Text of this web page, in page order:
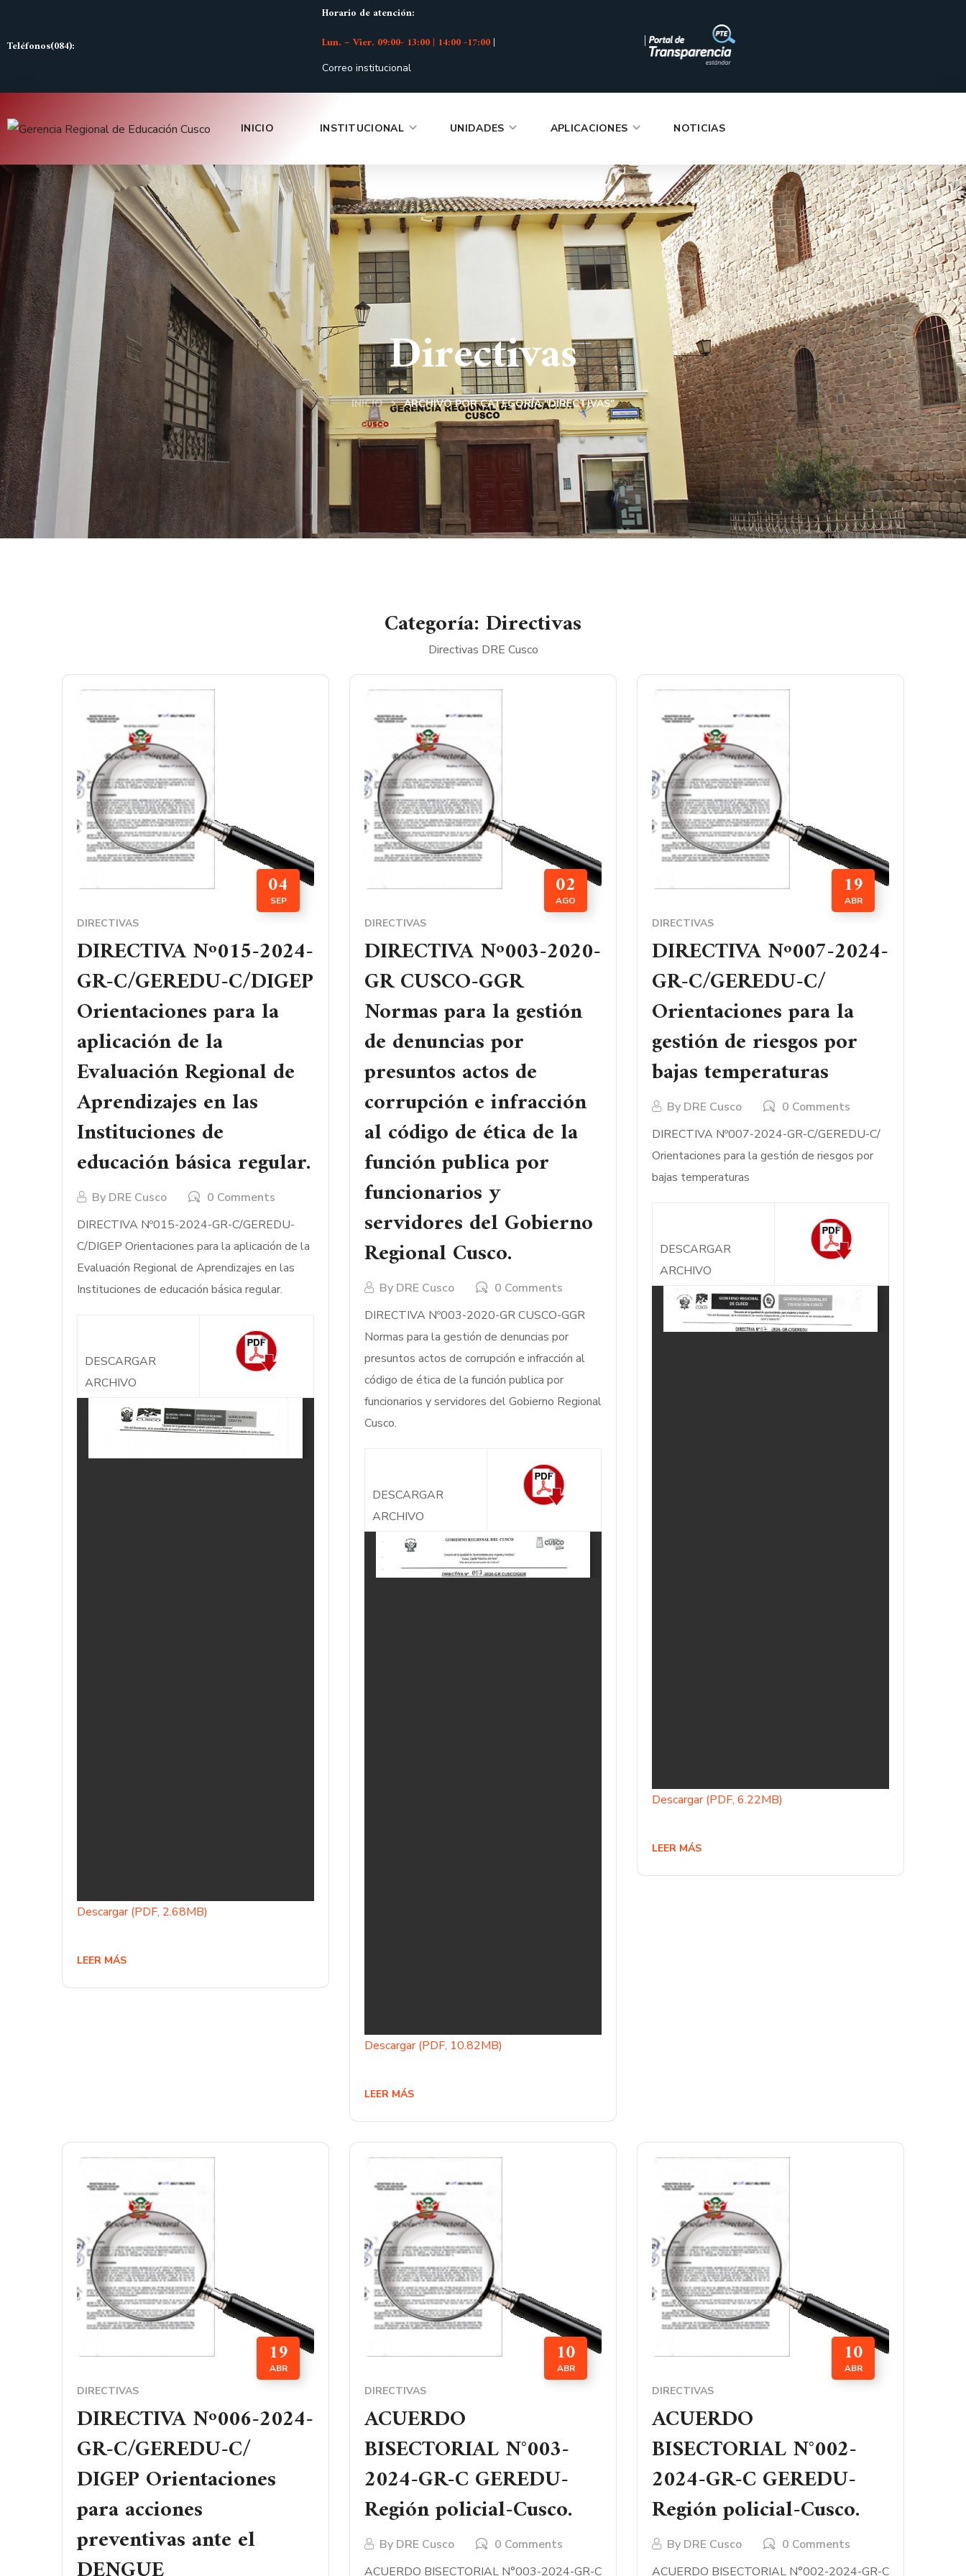
Teléfonos(084):
Horario de atención:
Lun. – Vier. 09:00- 13:00 | 14:00 -17:00|
Correo institucional
|
INICIO INSTITUCIONAL UNIDADES APLICACIONES NOTICIAS
Directivas
INICIO ARCHIVO POR CATEGORÍA "DIRECTIVAS"
Categoría: Directivas
Directivas DRE Cusco
04
SEP
DIRECTIVAS
DIRECTIVA Nº015-2024-
GR-C/GEREDU-C/DIGEP
Orientaciones para la
aplicación de la
Evaluación Regional de
Aprendizajes en las
Instituciones de
educación básica regular.
By DRE Cusco
0 Comments
DIRECTIVA Nº015-2024-GR-C/GEREDU-
C/DIGEP Orientaciones para la aplicación de la
Evaluación Regional de Aprendizajes en las
Instituciones de educación básica regular.
DESCARGAR
ARCHIVO
Descargar (PDF, 2.68MB)
LEER MÁS
02
AGO
DIRECTIVAS
DIRECTIVA Nº003-2020-
GR CUSCO-GGR
Normas para la gestión
de denuncias por
presuntos actos de
corrupción e infracción
al código de ética de la
función publica por
funcionarios y
servidores del Gobierno
Regional Cusco.
By DRE Cusco
0 Comments
DIRECTIVA Nº003-2020-GR CUSCO-GGR
Normas para la gestión de denuncias por
presuntos actos de corrupción e infracción al
código de ética de la función publica por
funcionarios y servidores del Gobierno Regional
Cusco.
DESCARGAR
ARCHIVO
Descargar (PDF, 10.82MB)
LEER MÁS
19
ABR
DIRECTIVAS
DIRECTIVA Nº007-2024-
GR-C/GEREDU-C/
Orientaciones para la
gestión de riesgos por
bajas temperaturas
By DRE Cusco
0 Comments
DIRECTIVA Nº007-2024-GR-C/GEREDU-C/
Orientaciones para la gestión de riesgos por
bajas temperaturas
DESCARGAR
ARCHIVO
Descargar (PDF, 6.22MB)
LEER MÁS
19
ABR
DIRECTIVAS
DIRECTIVA Nº006-2024-
GR-C/GEREDU-C/
DIGEP Orientaciones
para acciones
preventivas ante el
10
ABR
DIRECTIVAS
ACUERDO
BISECTORIAL N°003-
2024-GR-C GEREDU-
Región policial-Cusco.
By DRE Cusco
0 Comments
ACUERDO BISECTORIAL N°003-2024-GR-C
10
ABR
DIRECTIVAS
ACUERDO
BISECTORIAL N°002-
2024-GR-C GEREDU-
Región policial-Cusco.
By DRE Cusco
0 Comments
ACUERDO BISECTORIAL N°002-2024-GR-C